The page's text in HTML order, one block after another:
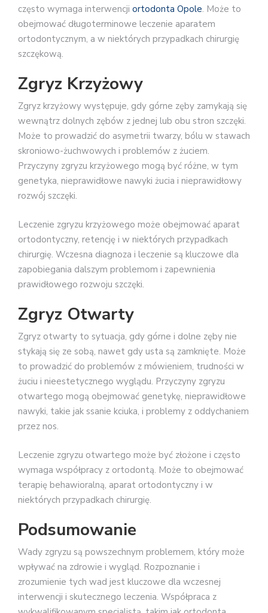
często wymaga interwencji ortodonta Opole. Może to
obejmować długoterminowe leczenie aparatem
ortodontycznym, a w niektórych przypadkach chirurgię
szczękową.
Zgryz Krzyżowy
Zgryz krzyżowy występuje, gdy górne zęby zamykają się
wewnątrz dolnych zębów z jednej lub obu stron szczęki.
Może to prowadzić do asymetrii twarzy, bólu w stawach
skroniowo-żuchwowych i problemów z żuciem.
Przyczyny zgryzu krzyżowego mogą być różne, w tym
genetyka, nieprawidłowe nawyki żucia i nieprawidłowy
rozwój szczęki.
Leczenie zgryzu krzyżowego może obejmować aparat
ortodontyczny, retencję i w niektórych przypadkach
chirurgię. Wczesna diagnoza i leczenie są kluczowe dla
zapobiegania dalszym problemom i zapewnienia
prawidłowego rozwoju szczęki.
Zgryz Otwarty
Zgryz otwarty to sytuacja, gdy górne i dolne zęby nie
stykają się ze sobą, nawet gdy usta są zamknięte. Może
to prowadzić do problemów z mówieniem, trudności w
żuciu i nieestetycznego wyglądu. Przyczyny zgryzu
otwartego mogą obejmować genetykę, nieprawidłowe
nawyki, takie jak ssanie kciuka, i problemy z oddychaniem
przez nos.
Leczenie zgryzu otwartego może być złożone i często
wymaga współpracy z ortodontą. Może to obejmować
terapię behawioralną, aparat ortodontyczny i w
niektórych przypadkach chirurgię.
Podsumowanie
Wady zgryzu są powszechnym problemem, który może
wpływać na zdrowie i wygląd. Rozpoznanie i
zrozumienie tych wad jest kluczowe dla wczesnej
interwencji i skutecznego leczenia. Współpraca z